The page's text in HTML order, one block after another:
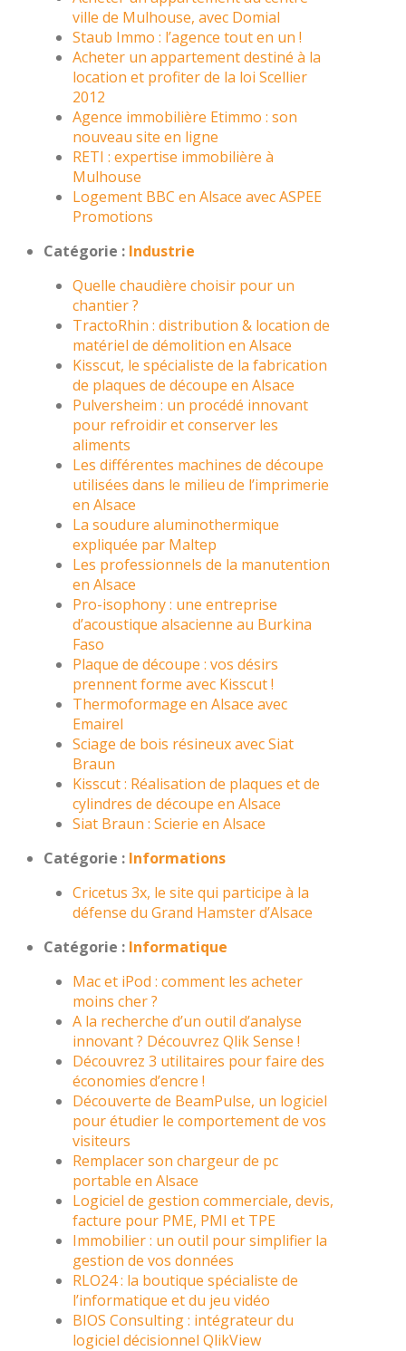
ville de Mulhouse, avec Domial
Staub Immo : l’agence tout en un !
Acheter un appartement destiné à la
location et profiter de la loi Scellier
2012
Agence immobilière Etimmo : son
nouveau site en ligne
RETI : expertise immobilière à
Mulhouse
Logement BBC en Alsace avec ASPEE
Promotions
Catégorie : Industrie
Quelle chaudière choisir pour un
chantier ?
TractoRhin : distribution & location de
matériel de démolition en Alsace
Kisscut, le spécialiste de la fabrication
de plaques de découpe en Alsace
Pulversheim : un procédé innovant
pour refroidir et conserver les
aliments
Les différentes machines de découpe
utilisées dans le milieu de l’imprimerie
en Alsace
La soudure aluminothermique
expliquée par Maltep
Les professionnels de la manutention
en Alsace
Pro-isophony : une entreprise
d’acoustique alsacienne au Burkina
Faso
Plaque de découpe : vos désirs
prennent forme avec Kisscut !
Thermoformage en Alsace avec
Emairel
Sciage de bois résineux avec Siat
Braun
Kisscut : Réalisation de plaques et de
cylindres de découpe en Alsace
Siat Braun : Scierie en Alsace
Catégorie : Informations
Cricetus 3x, le site qui participe à la
défense du Grand Hamster d’Alsace
Catégorie : Informatique
Mac et iPod : comment les acheter
moins cher ?
A la recherche d’un outil d’analyse
innovant ? Découvrez Qlik Sense !
Découvrez 3 utilitaires pour faire des
économies d’encre !
Découverte de BeamPulse, un logiciel
pour étudier le comportement de vos
visiteurs
Remplacer son chargeur de pc
portable en Alsace
Logiciel de gestion commerciale, devis,
facture pour PME, PMI et TPE
Immobilier : un outil pour simplifier la
gestion de vos données
RLO24 : la boutique spécialiste de
l’informatique et du jeu vidéo
BIOS Consulting : intégrateur du
logiciel décisionnel QlikView